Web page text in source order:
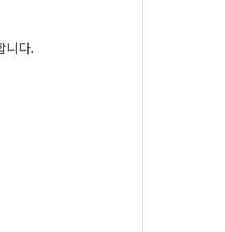
니다.